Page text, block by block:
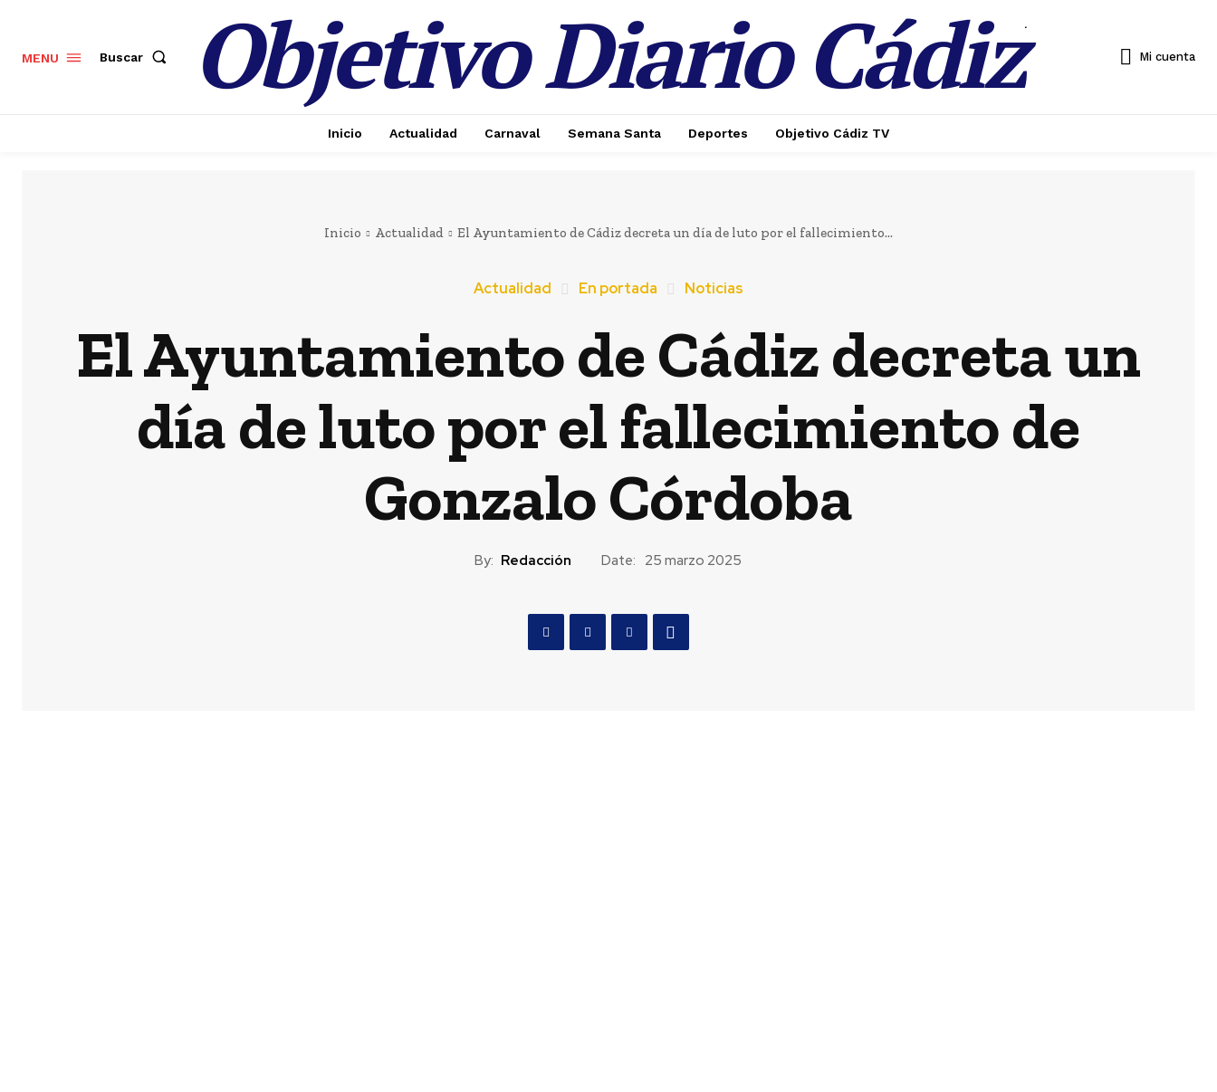
MENU Buscar Objetivo Diario Cádiz.
Mi cuenta
Inicio Actualidad Carnaval Semana Santa Deportes Objetivo Cádiz TV
Inicio Actualidad El Ayuntamiento de Cádiz decreta un día de luto por el fallecimiento...
Actualidad En portada Noticias
El Ayuntamiento de Cádiz decreta un
día de luto por el fallecimiento de
Gonzalo Córdoba
By: Redacción Date: 25 marzo 2025